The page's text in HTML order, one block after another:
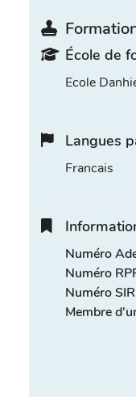
École de
Ecole
Langues
Francais
Numéro
Numéro
Numéro
Membre